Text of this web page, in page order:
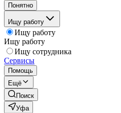
Понятно
Ищу работу
Ищу работу
Ищу работу
Ищу сотрудника
Сервисы
Помощь
Ещё
Поиск
Уфа